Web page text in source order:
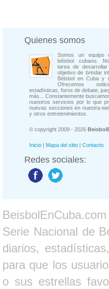
Quienes somos
Somos un equipo
béisbol cubano.
tarea de
objetivo de brindar
Béisbol en Cuba y
Ofrecemos
estadísticas, foros de debate,
más... Constantemente
nuestros servicios por lo que
nuevas secciones en nuestra
y otros entretenimientos.
© copyright 2009 - 2026
Inicio | Mapa del sitio | Contacto
Redes sociales:
Serie Nacional de
diarios,
para que los
o sus estrellas